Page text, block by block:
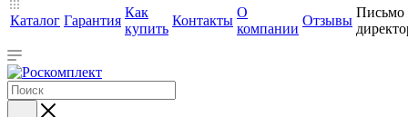
Каталог Гарантия
Как
купить
Контакты
О
компании
Отзывы
Письмо